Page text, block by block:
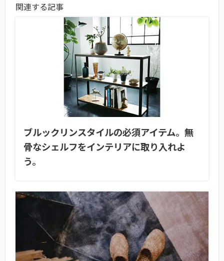
関連する記事
ブルックリンスタイルの必須アイテム。無
骨なシェルフをインテリアに取り入れよ
う。